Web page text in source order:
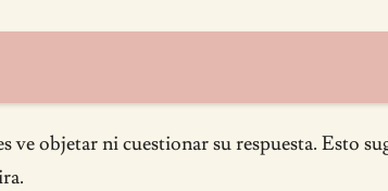
ve objetar ni cuestionar su respuesta. Esto